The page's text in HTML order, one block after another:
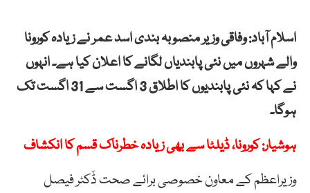
اسلام آباد: وفاقی وزیر منصوبہ بندی اسد عمر نے زیادہ کورونا
والے شہروں میں نئی پابندیاں لگانے کا اعلان کیا ہے۔ انہوں
نے کہا کہ نئی پابندیوں کا اطلاق 3 اگست سے 31 اگست تک
ہوگا۔
ہوشیار: کورونا، ڈیلٹا سے بھی زیادہ خطرناک قسم کا انکشاف
وزیراعظم کے معاون خصوصی برائے صحت ڈٓکٹر فیصل